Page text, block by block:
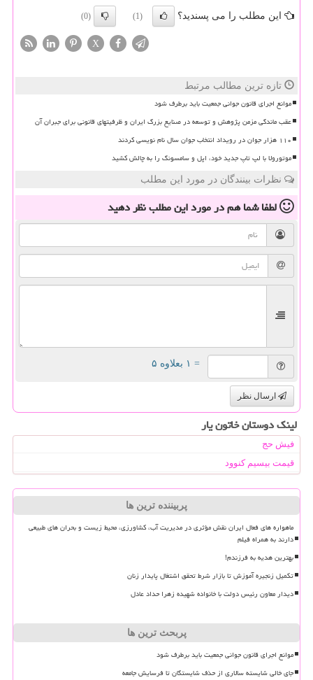
این مطلب را می پسندید؟ (1)
(0)
X
تازه ترین مطالب مرتبط
موانع اجرای قانون جوانی جمعیت باید برطرف شود
عقب ماندگی مزمن پژوهش و توسعه در صنایع بزرگ ایران و ظرفیتهای قانونی برای جبران آن
۱۱۰ هزار جوان در رویداد انتخاب جوان سال نام نویسی کردند
موتورولا با لپ تاپ جدید خود، اپل و سامسونگ را به چالش کشید
نظرات بینندگان در مورد این مطلب
لطفا شما همدر مورد این مطلبنظر دهید
= ۱ بعلاوه ۵
ارسال نظر
لینک دوستان خاتون یار
فیش حج
قیمت بیسیم کنوود
پربیننده ترین ها
ماهواره های فعال ایران نقش مؤثری در مدیریت آب، کشاورزی، محیط زیست و بحران های طبیعی
دارند به همراه فیلم
بهترین هدیه به فرزندم!
تکمیل زنجیره آموزش تا بازار شرط تحقق اشتغال پایدار زنان
دیدار معاون رئیس دولت با خانواده شهیده زهرا حداد عادل
پربحث ترین ها
موانع اجرای قانون جوانی جمعیت باید برطرف شود
جای خالی شایسته سالاری از حذف شایستگان تا فرسایش جامعه